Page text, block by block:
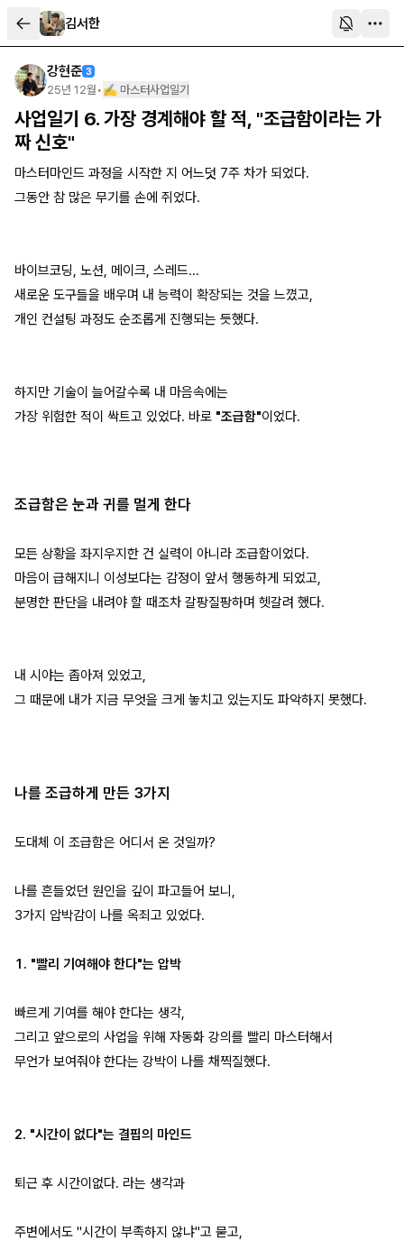
김서한
강현준 3
25년 12월 • ✍️ 마스터사업일기
사업일기 6. 가장 경계해야 할 적, "조급함이라는 가
짜 신호"
마스터마인드 과정을 시작한 지 어느덧 7주 차가 되었다.
그동안 참 많은 무기를 손에 쥐었다.
바이브코딩, 노션, 메이크, 스레드...
새로운 도구들을 배우며 내 능력이 확장되는 것을 느꼈고,
개인 컨설팅 과정도 순조롭게 진행되는 듯했다.
하지만 기술이 늘어갈수록 내 마음속에는
가장 위험한 적이 싹트고 있었다. 바로 "조급함"이었다.
조급함은 눈과 귀를 멀게 한다
모든 상황을 좌지우지한 건 실력이 아니라 조급함이었다.
마음이 급해지니 이성보다는 감정이 앞서 행동하게 되었고,
분명한 판단을 내려야 할 때조차 갈팡질팡하며 헷갈려 했다.
내 시야는 좁아져 있었고,
그 때문에 내가 지금 무엇을 크게 놓치고 있는지도 파악하지 못했다.
나를 조급하게 만든 3가지
도대체 이 조급함은 어디서 온 것일까?
나를 흔들었던 원인을 깊이 파고들어 보니,
3가지 압박감이 나를 옥죄고 있었다.
1. "빨리 기여해야 한다"는 압박
빠르게 기여를 해야 한다는 생각,
그리고 앞으로의 사업을 위해 자동화 강의를 빨리 마스터해서
무언가 보여줘야 한다는 강박이 나를 채찍질했다.
2. "시간이 없다"는 결핍의 마인드
퇴근 후 시간이없다. 라는 생각과
주변에서도 "시간이 부족하지 않냐"고 묻고,